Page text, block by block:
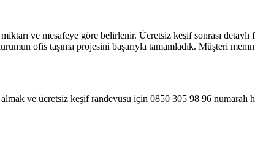
ve mesafeye göre belirlenir. Ücretsiz keşif sonrası
ofis taşıma projesini başarıyla tamamladık. Müşteri
ve ücretsiz keşif randevusu için 0850 305 98 96